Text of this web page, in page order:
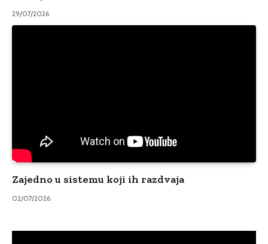
29/07/2026
Zajedno u sistemu koji ih razdvaja
02/07/2026